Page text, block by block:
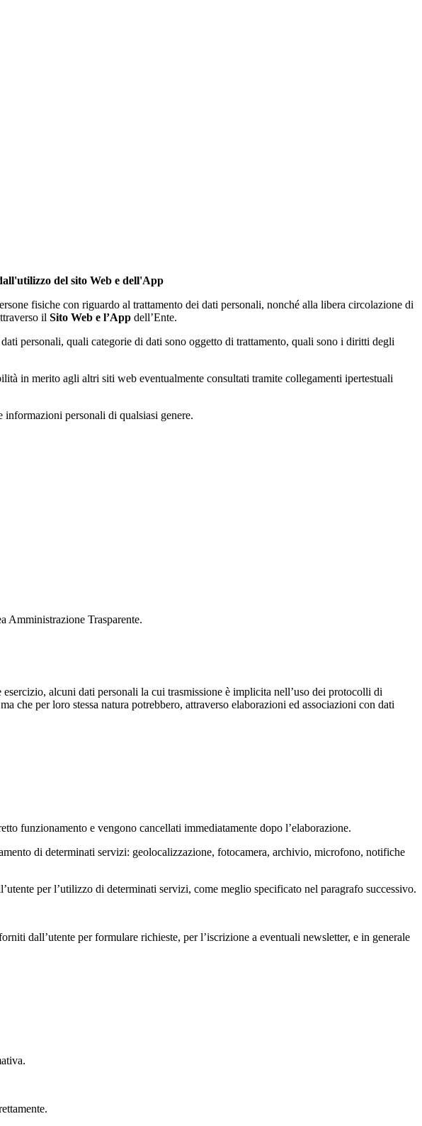
del sito Web e dell'App
fisiche con riguardo al trattamento dei dati personali, nonché alla libera circolazione di
il Sito Web e l’App dell’Ente.
personali, quali categorie di dati sono oggetto di trattamento, quali sono i diritti degli
in merito agli altri siti web eventualmente consultati tramite collegamenti ipertestuali
personali di qualsiasi genere.
Amministrazione Trasparente.
alcuni dati personali la cui trasmissione è implicita nell’uso dei protocolli di
che per loro stessa natura potrebbero, attraverso elaborazioni ed associazioni con dati
funzionamento e vengono cancellati immediatamente dopo l’elaborazione.
di determinati servizi: geolocalizzazione, fotocamera, archivio, microfono, notifiche
per l’utilizzo di determinati servizi, come meglio specificato nel paragrafo successivo.
dall’utente per formulare richieste, per l’iscrizione a eventuali newsletter, e in generale